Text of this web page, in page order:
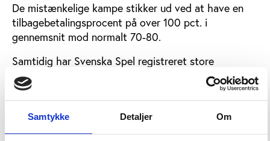
Samtykke Detaljer Om
De mistænkelige kampe stikker ud ved at have en
tilbagebetalingsprocent på over 100 pct. i
gennemsnit mod normalt 70-80.
Samtidig har Svenska Spel registreret store
væddemål på de pågældende kampe. De enkelte
væddemål var typisk på 500 kr. – dvs. det højeste
beløb, som man i Sverige kan spille uden at blive
afkrævet legitimering – og ved en af kampene var
den samlede tilbagebetaling på over én million kr.